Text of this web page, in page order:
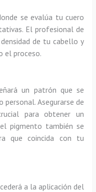
se evalúa tu cuero
El profesional de
de tu cabello y
el proceso.
un patrón que se
Asegurarse de
para obtener un
pigmento también se
que coincida con tu
a la aplicación del